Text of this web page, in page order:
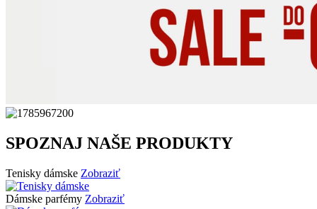
SPOZNAJ NAŠE PRODUKTY
Tenisky dámske Zobraziť
Dámske parfémy Zobraziť